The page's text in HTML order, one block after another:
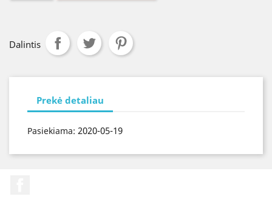
Dalintis
Prekė detaliau
Pasiekiama: 2020-05-19